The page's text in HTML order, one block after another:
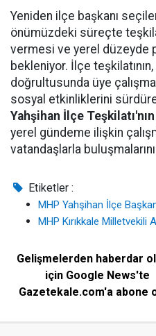
Yeniden ilçe başkanı
önümüzdeki süreçte
vermesi ve yerel düzeyde
bekleniyor. İlçe
doğrultusunda üye
sosyal etkinliklerini
Yahşihan İlçe Teşkilatı'nın
yerel gündeme ilişkin
vatandaşlarla
Etiketler :
MHP Yahşihan İlçe
MHP Kırıkkale Milletvekili
Gelişmelerden haberdar
için Google News'te
Gazetekale.com'a abone